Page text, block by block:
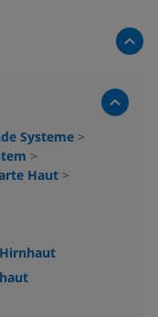
Systeme >
>
Haut >